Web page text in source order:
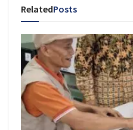
RelatedPosts